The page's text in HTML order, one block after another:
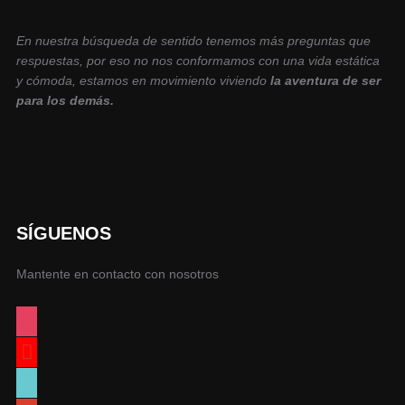
En nuestra búsqueda de sentido tenemos más preguntas que
respuestas, por eso no nos conformamos con una vida estática
y cómoda, estamos en movimiento viviendo la aventura de ser
para los demás.
SÍGUENOS
Mantente en contacto con nosotros
youtube